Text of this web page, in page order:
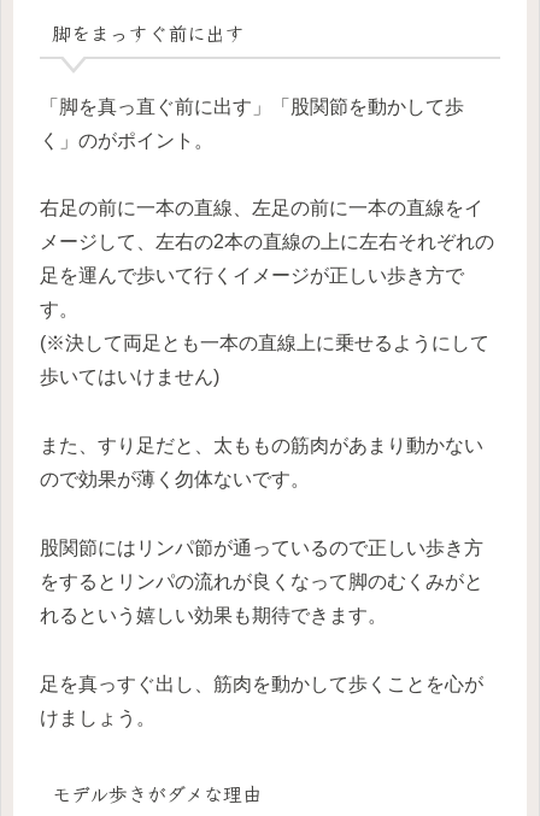
脚をまっすぐ前に出す
「脚を真っ直ぐ前に出す」「股関節を動かして歩
く」のがポイント。
右足の前に一本の直線、左足の前に一本の直線をイ
メージして、左右の2本の直線の上に左右それぞれの
足を運んで歩いて行くイメージが正しい歩き方で
す。
(※決して両足とも一本の直線上に乗せるようにして
歩いてはいけません)
また、すり足だと、太ももの筋肉があまり動かない
ので効果が薄く勿体ないです。
股関節にはリンパ節が通っているので正しい歩き方
をするとリンパの流れが良くなって脚のむくみがと
れるという嬉しい効果も期待できます。
足を真っすぐ出し、筋肉を動かして歩くことを心が
けましょう。
モデル歩きがダメな理由